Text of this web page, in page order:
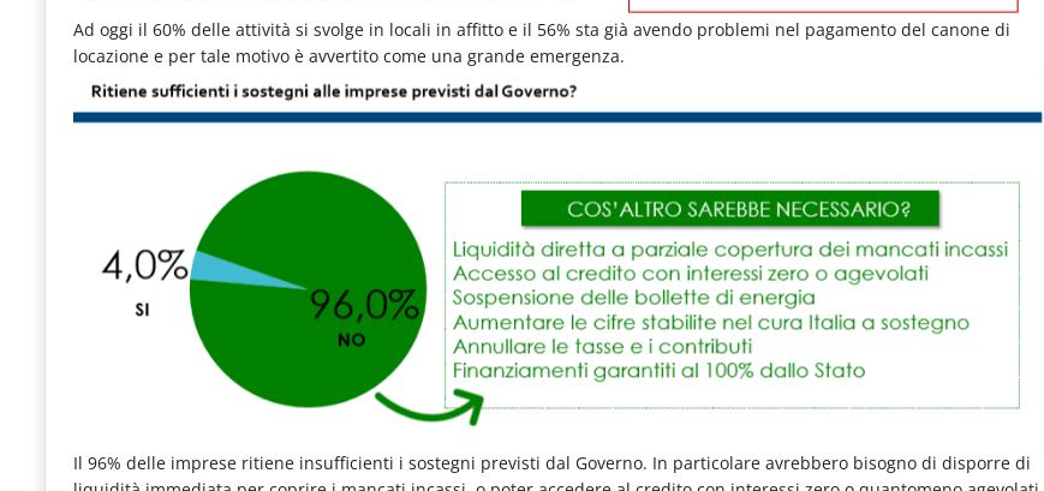
Ad oggi il 60% delle attività si svolge in locali in affitto e il 56% sta già avendo problemi nel pagamento del canone di
locazione e per tale motivo è avvertito come una grande emergenza.
Il 96% delle imprese ritiene insufficienti i sostegni previsti dal Governo. In particolare avrebbero bisogno di disporre di